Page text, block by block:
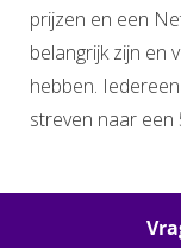
prijzen en een
belangrijk zijn en
hebben.
streven naar